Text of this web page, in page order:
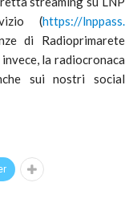
(https://lnppass.
di Radioprimarete
la radiocronaca
sui nostri social